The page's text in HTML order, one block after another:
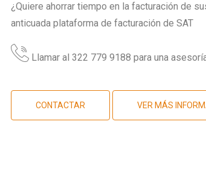
¿Quiere ahorrar tiempo en la facturación de
anticuada plataforma de facturación de SAT
Llamar al 322 779 9188 para una
CONTACTAR VER MÁS